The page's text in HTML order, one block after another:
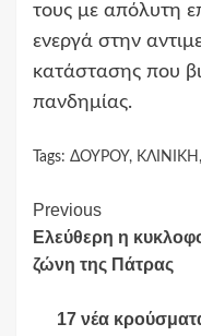
τους με απόλυτη
ενεργά στην
κατάστασης που
πανδημίας.
Tags: ΔΟΥΡΟΥ, ΚΛΙΝΙΚΗ ,
Continue
Reading
Previous
Ελεύθερη η
ζώνη της Πάτρας
17 νέα